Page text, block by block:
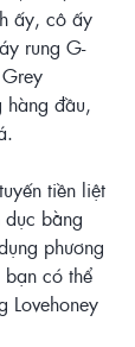
ấy, cô ấy
rung G-
hàng đầu,
tiền liệt
bằng
phương
có thể
Lovehoney